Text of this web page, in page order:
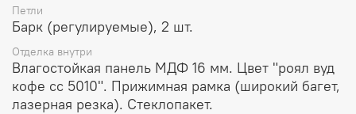
Петли
Барк (регулируемые), 2 шт.
Отделка внутри
Влагостойкая панель МДФ 16 мм. Цвет "роял вуд
кофе сс 5010". Прижимная рамка (широкий багет,
лазерная резка). Стеклопакет.